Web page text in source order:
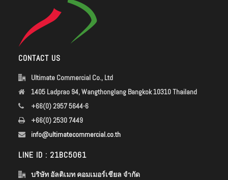
CONTACT US
Ultimate Commercial Co., Ltd
1405 Ladprao 94, Wangthonglang Bangkok 10310 Thailand
+66(0) 2957 5644-6
+66(0) 2530 7449
info@ultimatecommercial.co.th
LINE ID : 21BC5061
บริษัท อัลติเมท คอมเมอร์เชียล จำกัด